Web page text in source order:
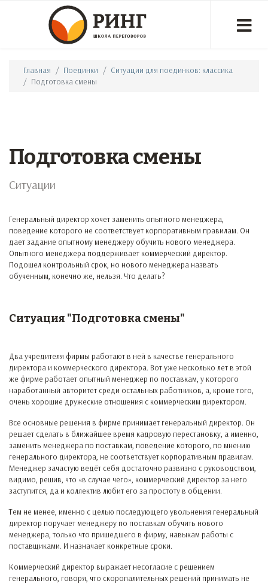
Главная Поединки
Ситуации для поединков: классика
Подготовка смены
Подготовка смены
Ситуации
Генеральный директор хочет заменить опытного менеджера,
поведение которого не соответствует корпоративным правилам. Он
дает задание опытному менеджеру обучить нового менеджера.
Опытного менеджера поддерживает коммерческий директор.
Подошел контрольный срок, но нового менеджера назвать
обученным, конечно же, нельзя. Что делать?
Ситуация "Подготовка смены"
Два учредителя фирмы работают в ней в качестве генерального
директора и коммерческого директора. Вот уже несколько лет в этой
же фирме работает опытный менеджер по поставкам, у которого
наработанный авторитет среди остальных работников, а, кроме того,
очень хорошие дружеские отношения с коммерческим директором.
Все основные решения в фирме принимает генеральный директор. Он
решает сделать в ближайшее время кадровую перестановку, а именно,
заменить менеджера по поставкам, поведение которого, по мнению
генерального директора, не соответствует корпоративным правилам.
Менеджер зачастую ведёт себя достаточно развязно с руководством,
видимо, решив, что «в случае чего», коммерческий директор за него
заступится, да и коллектив любит его за простоту в общении.
Тем не менее, именно с целью последующего увольнения генеральный
директор поручает менеджеру по поставкам обучить нового
менеджера, только что пришедшего в фирму, навыкам работы с
поставщиками. И назначает конкретные сроки.
Коммерческий директор выражает несогласие с решением
генерального, говоря, что скоропалительных решений принимать не